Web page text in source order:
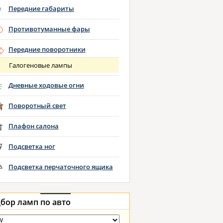
Передние габариты
Противотуманные фары
Передние поворотники
Галогеновые лампы
Дневные ходовые огни
Поворотный свет
Плафон салона
Подсветка ног
Подсветка перчаточного ящика
ламп по авто